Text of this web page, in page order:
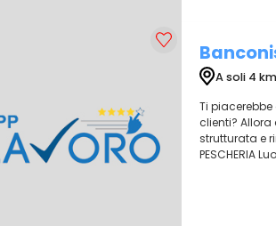
A soli 4
Ti
clienti?
strutturata e
PESCHERIA